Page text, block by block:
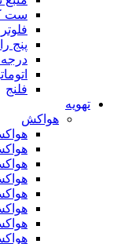
ست
فلوتر
پنج
فلنج
تهویه
هواکش